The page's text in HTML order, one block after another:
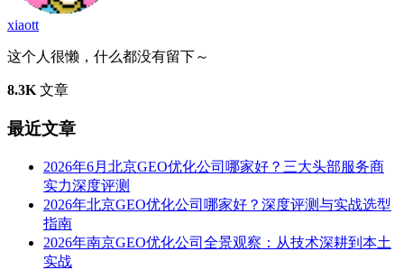
xiaott
这个人很懒，什么都没有留下～
8.3K 文章
最近文章
2026年6月北京GEO优化公司哪家好？三大头部服务商
实力深度评测
2026年北京GEO优化公司哪家好？深度评测与实战选型
指南
2026年南京GEO优化公司全景观察：从技术深耕到本土
实战